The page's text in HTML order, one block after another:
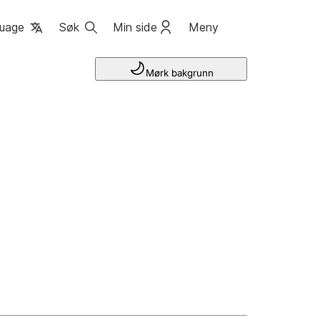
Søk Min side Meny
Mørk bakgrunn